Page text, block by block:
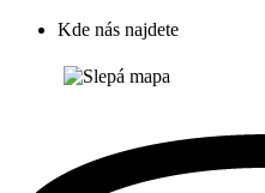
Kde nás najdete